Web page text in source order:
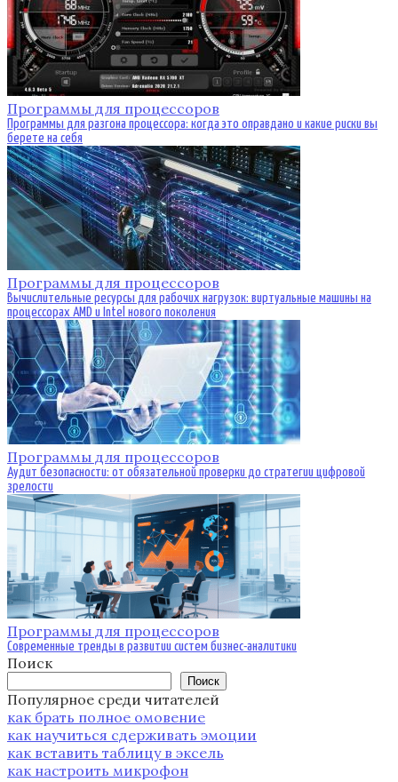
Программы для процессоров
Программы для разгона процессора: когда это оправдано и какие риски вы
берете на себя
Программы для процессоров
Вычислительные ресурсы для рабочих нагрузок: виртуальные машины на
процессорах AMD и Intel нового поколения
Программы для процессоров
Аудит безопасности: от обязательной проверки до стратегии цифровой
зрелости
Программы для процессоров
Современные тренды в развитии систем бизнес-аналитики
Поиск
Поиск
Популярное среди читателей
как брать полное омовение
как научиться сдерживать эмоции
как вставить таблицу в эксель
как настроить микрофон